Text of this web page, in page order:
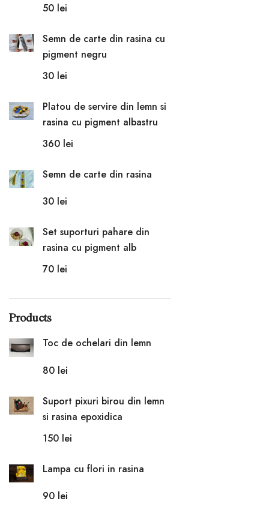
50 lei
Semn de carte din rasina cu
pigment negru
30 lei
Platou de servire din lemn si
rasina cu pigment albastru
360 lei
Semn de carte din rasina
30 lei
Set suporturi pahare din
rasina cu pigment alb
70 lei
Products
Toc de ochelari din lemn
80 lei
Suport pixuri birou din lemn
si rasina epoxidica
150 lei
Lampa cu flori in rasina
90 lei